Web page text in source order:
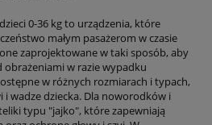
0-36 kg to urządzenia, które
małym pasażerom w czasie
zaprojektowane w taki sposób, aby
obrażeniami w razie wypadku
w różnych rozmiarach i typach,
wadze dziecka. Dla noworodków i
typu "jajko", które zapewniają